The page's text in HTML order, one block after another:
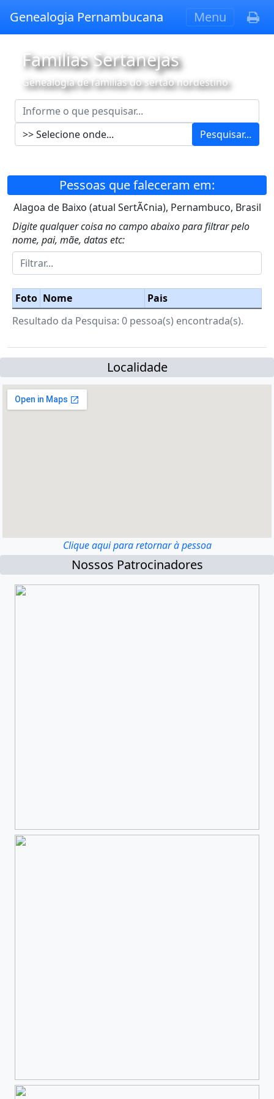
Genealogia Pernambucana Menu
Famílias Sertanejas
Genealogia de famílias do sertão nordestino
Pesquisar...
Pessoas que faleceram em:
Alagoa de Baixo (atual SertÃ¢nia), Pernambuco, Brasil
Digite qualquer coisa no campo abaixo para filtrar pelo
nome, pai, mãe, datas etc:
Foto Nome
Pais
Resultado da Pesquisa: 0 pessoa(s) encontrada(s).
Localidade
Clique aqui para retornar à pessoa
Nossos Patrocinadores